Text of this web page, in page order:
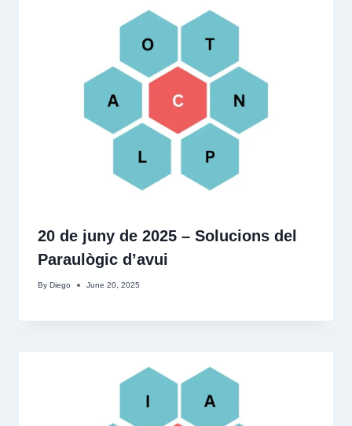
20 de juny de 2025 – Solucions del
Paraulògic d’avui
By Diego June 20, 2025